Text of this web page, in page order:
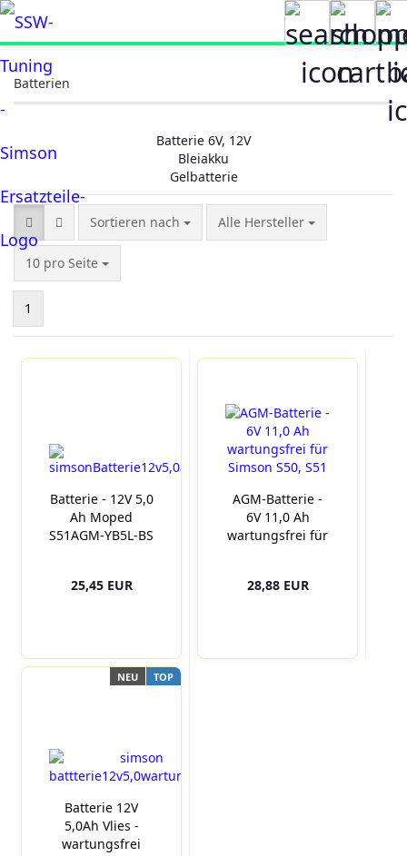
Batterien
Batterie 6V, 12V
Bleiakku
Gelbatterie
Sortieren nach
Sortieren nach Alle Hersteller
10 pro Seite
pro Seite
1
Batterie - 12V 5,0
Ah Moped
S51AGM-YB5L-BS
25,45 EUR
AGM-Batterie -
6V 11,0 Ah
wartungsfrei für
28,88 EUR
NEU TOP
Batterie 12V
5,0Ah Vlies -
wartungsfrei